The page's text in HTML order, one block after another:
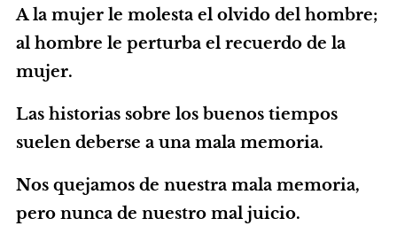
A la mujer le molesta el olvido del hombre;
al hombre le perturba el recuerdo de la
mujer.
Las historias sobre los buenos tiempos
suelen deberse a una mala memoria.
Nos quejamos de nuestra mala memoria,
pero nunca de nuestro mal juicio.